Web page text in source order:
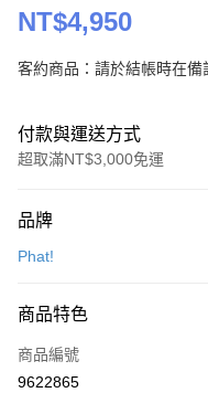
NT$4,950
客約商品：請於結帳時在備
付款與運送方式
超取滿NT$3,000免運
信用卡一次付款
Google Pay
全盈+PAY
品牌
Phat!
商品特色
商品編號
9622865